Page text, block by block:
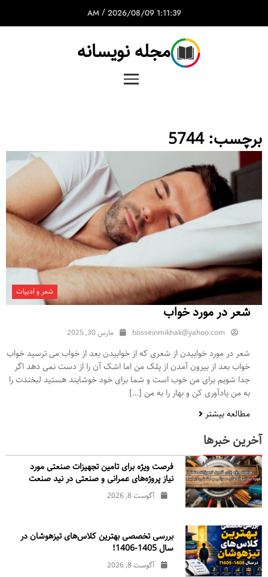
1:11:39 AM
/ 2026/08/09
مجله نویسانه
برچسب:5744
شعر و ادبیات
شعر در مورد خواب
hosseinmikhak@yahoo.com مارس 30, 2025
شعر در مورد خوابیدن از شعری که از خوابیدن بعد از خواب می ترسید خواب
خواب بعد از بیرون آمدن از پلک من اما اشک آن را از دست نمی دهد اگر
جدا شویم برای من خوب است و شما برای خود خوشایند هستید لبخندت را
به من یادآوری کن و بهار را به من […]
مطالعه بیشتر
آخرین خبرها
فرصت ویژه برای تامین تجهیزات صنعتی مورد
نیاز پروژه‌های عمرانی و صنعتی در نید صنعت
آگوست 8, 2026
بررسی تخصصی بهترین کلاس‌های تیزهوشان در
سال 1405-1406!
آگوست 8, 2026